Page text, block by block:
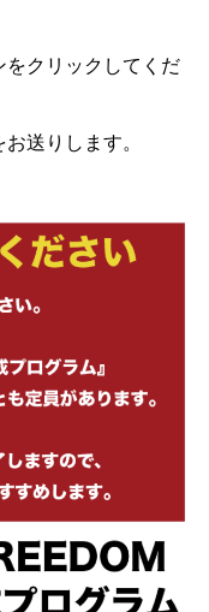
をクリックしてくだ
送りします。